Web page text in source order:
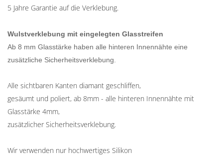
5 Jahre Garantie auf die Verklebung.
Wulstverklebung mit eingelegten Glasstreifen
Ab 8 mm Glasstärke haben alle hinteren Innennähte eine
zusätzliche Sicherheitsverklebung.
Alle sichtbaren Kanten diamant geschliffen,
gesäumt und poliert, ab 8mm - alle hinteren Innennähte mit
Glasstärke 4mm,
zusätzlicher Sicherheitsverklebung.
Wir verwenden nur hochwertiges Silikon